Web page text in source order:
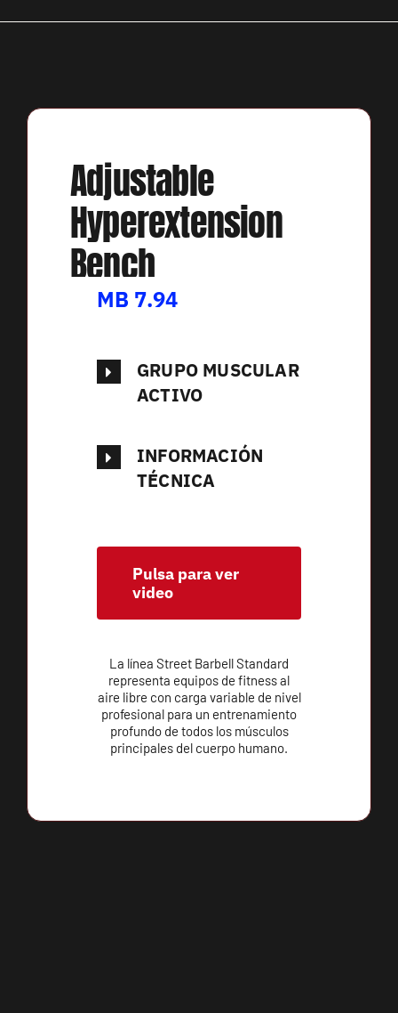
Adjustable
Hyperextension
Bench
MB 7.94
GRUPO MUSCULAR
ACTIVO
INFORMACIÓN
TÉCNICA
Pulsa para ver
video
La línea Street Barbell Standard
representa equipos de fitness al
aire libre con carga variable de nivel
profesional para un entrenamiento
profundo de todos los músculos
principales del cuerpo humano.